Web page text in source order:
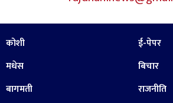
कोशी
मधेस
बागमती
ई-पेपर
बिचार
राजनीति